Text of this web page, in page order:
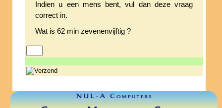
Indien u een mens bent, vul dan deze vraag
correct in.
Wat is 62 min zevenenvijftig ?